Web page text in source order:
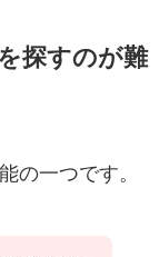
探すのが難
の一つです。